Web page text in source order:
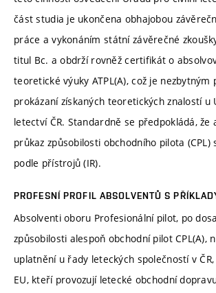
část studia je ukončena obhajobou
práce a vykonáním státní závěrečné
titul Bc. a obdrží rovněž certifikát o
teoretické výuky ATPL(A), což je
prokázaní získaných teoretických znalostí u
letectví ČR. Standardně se předpokládá, že
průkaz způsobilosti obchodního pilota
podle přístrojů (IR).
PROFESNÍ PROFIL ABSOLVENTŮ S
Absolventi oboru Profesionální pilot, po
způsobilosti alespoň obchodní pilot CPL(A),
uplatnění u řady leteckých společností v
EU, kteří provozují letecké obchodní